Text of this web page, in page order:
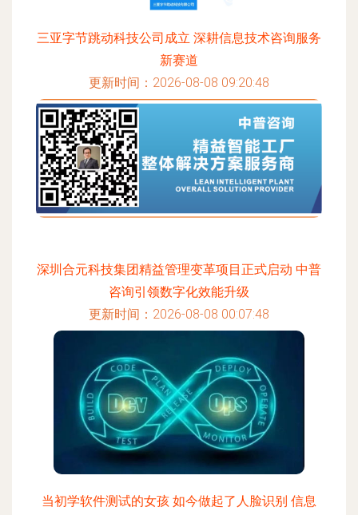
三亚字节跳动科技公司成立 深耕信息技术咨询服务
新赛道
更新时间：2026-08-08 09:20:48
深圳合元科技集团精益管理变革项目正式启动 中普
咨询引领数字化效能升级
更新时间：2026-08-08 00:07:48
当初学软件测试的女孩 如今做起了人脸识别 信息